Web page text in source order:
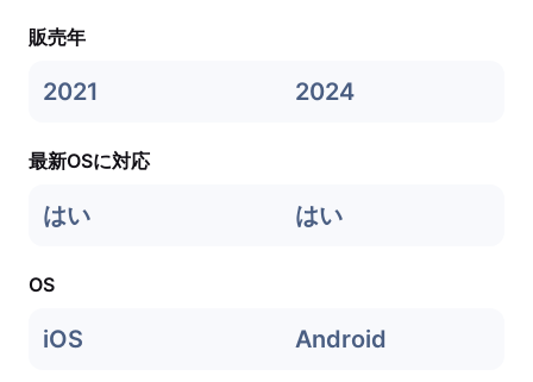
販売年
2021 2024
最新OSに対応
はい はい
OS
iOS Android